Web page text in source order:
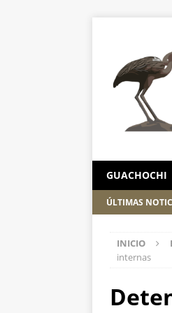
GUACHOCHI
ÚLTIMAS
INICIO
internas